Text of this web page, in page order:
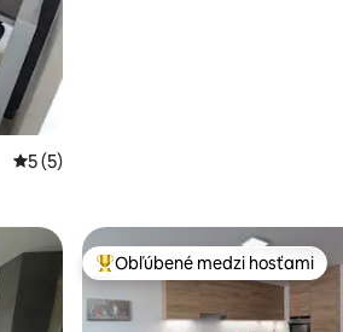
Priemerné ohodnotenie 5 z 5, počet
5 (5)
Najobľúbenejšie medzi hosťami
Obľúbené medzi hosťami